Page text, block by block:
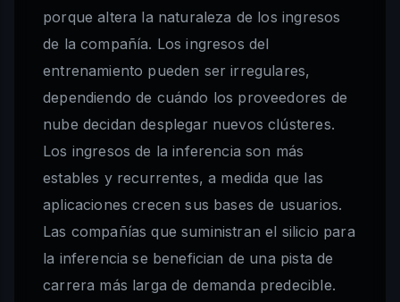
porque altera la naturaleza de los ingresos
de la compañía. Los ingresos del
entrenamiento pueden ser irregulares,
dependiendo de cuándo los proveedores de
nube decidan desplegar nuevos clústeres.
Los ingresos de la inferencia son más
estables y recurrentes, a medida que las
aplicaciones crecen sus bases de usuarios.
Las compañías que suministran el silicio para
la inferencia se benefician de una pista de
carrera más larga de demanda predecible.